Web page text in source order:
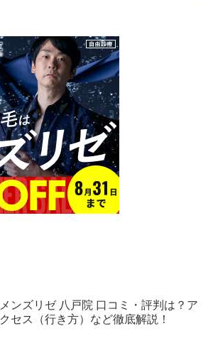
メンズリゼ 八戸院 口コミ・評判は？ア
クセス（行き方）など徹底解説！